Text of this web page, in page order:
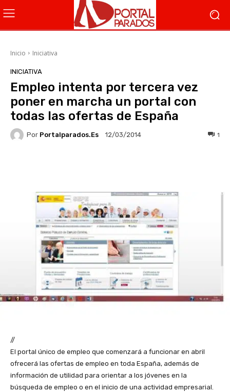
Inicio Iniciativa
INICIATIVA
Empleo intenta por tercera vez
poner en marcha un portal con
todas las ofertas de España
Por Portalparados.es 12/03/2014 1
//
El portal único de empleo que comenzará a funcionar en abril
ofrecerá las ofertas de empleo en toda España, además de
información de utilidad para orientar a los jóvenes en la
búsqueda de empleo o en el inicio de una actividad empresarial.